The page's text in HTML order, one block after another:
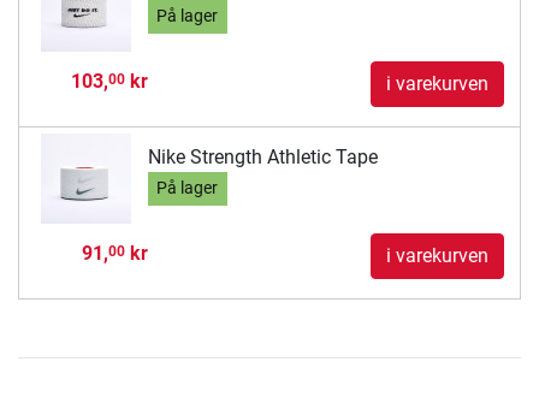
På lager
103,00kr i varekurven
Nike Strength Athletic Tape
På lager
91,00kr i varekurven